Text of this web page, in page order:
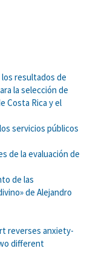
resultados de
la selección de
Costa Rica y el
servicios públicos
de la evaluación de
de las
de Alejandro
reverses anxiety-
different